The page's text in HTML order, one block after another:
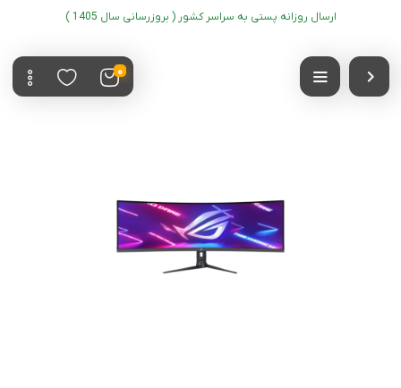
ارسال روزانه پستی به سراسر کشور ( بروزرسانی سال 1405 )
0